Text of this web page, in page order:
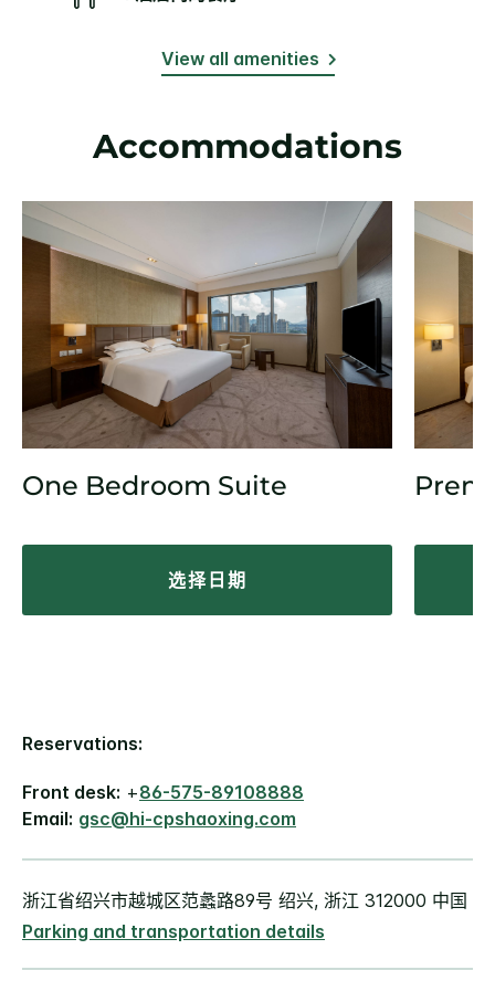
View all amenities
Accommodations
One Bedroom Suite
选择日期
Reservations:
Front desk: +86-575-89108888
Email: gsc@hi-cpshaoxing.com
浙江省绍兴市越城区范蠡路89号 绍兴, 浙江 312000 中国
Parking and transportation details